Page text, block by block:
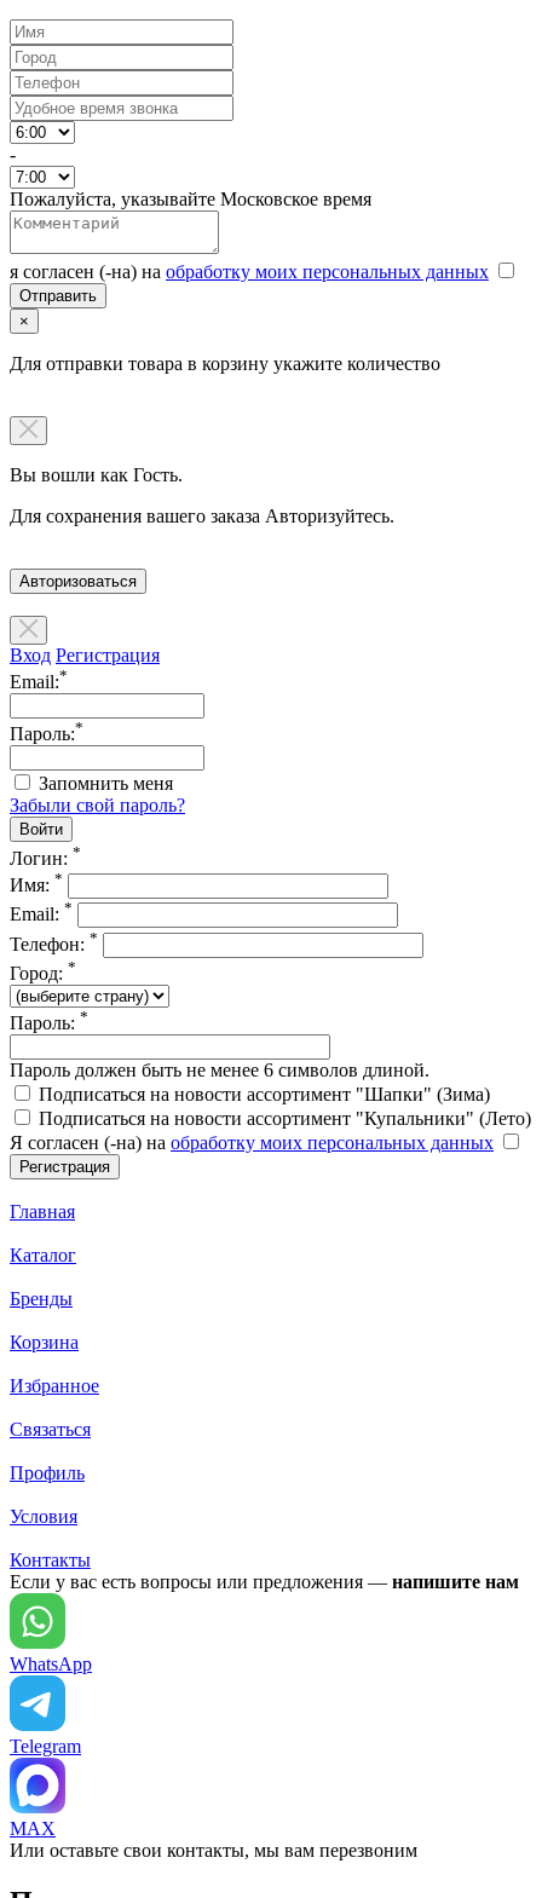
-
Пожалуйста, указывайте Московское время
я согласен (-на) на обработку моих персональных данных
×
Для отправки товара в корзину укажите количество
Вы вошли как Гость.
Для сохранения вашего заказа Авторизуйтесь.
Авторизоваться
Вход Регистрация
Email:*
Пароль:*
Запомнить меня
Забыли свой пароль?
Логин: *
Имя: *
Email: *
Телефон: *
Город: *
Пароль: *
Пароль должен быть не менее 6 символов длиной.
Подписаться на новости ассортимент "Шапки" (Зима)
Подписаться на новости ассортимент "Купальники" (Лето)
Я согласен (-на) на обработку моих персональных данных
Главная
Каталог
Бренды
Корзина
Избранное
Связаться
Профиль
Условия
Контакты
Если у вас есть вопросы или предложения — напишите нам
WhatsApp
Telegram
MAX
Или оставьте свои контакты, мы вам перезвоним